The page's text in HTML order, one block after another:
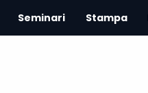
Seminari Stampa